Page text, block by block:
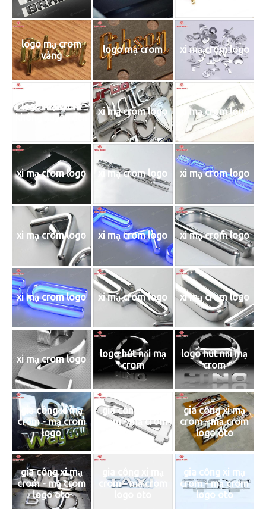
logo mạ crom
vàng
logo mạ crom xi mạ crom logo
logo mạ crom
không xuyên đèn
xi mạ crom logo xi mạ crom logo
xi mạ crom logo xi mạ crom logo xi mạ crom logo
xi mạ crom logo xi mạ crom logo xi mạ crom logo
xi mạ crom logo xi mạ crom logo xi mạ crom logo
xi mạ crom logo
logo hút nổi mạ
crom
logo hút nổi mạ
crom
gia công xi mạ
crom - mạ crom
logo
gia công xi mạ
crom - mạ crom
logo
gia công xi mạ
crom - mạ crom
logo oto
gia công xi mạ
crom - mạ crom
logo oto
crom - mạ crom
gia công xi mạ
crom - mạ crom
logo oto